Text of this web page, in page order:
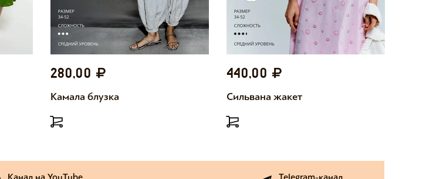
280,00
Камала блузка
440,00
Сильвана жакет